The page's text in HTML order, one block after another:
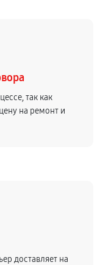
так как
на ремонт и
доставляет на